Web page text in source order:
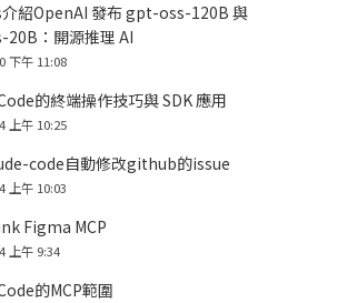
紹OpenAI 發布 gpt-oss-120B 與
：開源推理 AI
下午 11:08
的終端操作技巧與 SDK 應用
上午 10:25
code自動修改github的issue
上午 10:03
Figma MCP
上午 9:34
的MCP範圍